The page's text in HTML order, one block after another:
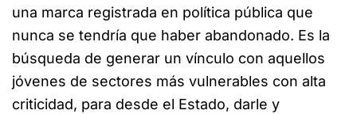
una marca registrada en política pública que
nunca se tendría que haber abandonado. Es la
búsqueda de generar un vínculo con aquellos
jóvenes de sectores más vulnerables con alta
criticidad, para desde el Estado, darle y